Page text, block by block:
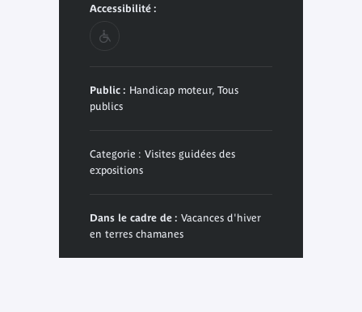
Accessibilité :
Public : Handicap moteur, Tous
publics
Categorie : Visites guidées des
expositions
Dans le cadre de : Vacances d'hiver
en terres chamanes